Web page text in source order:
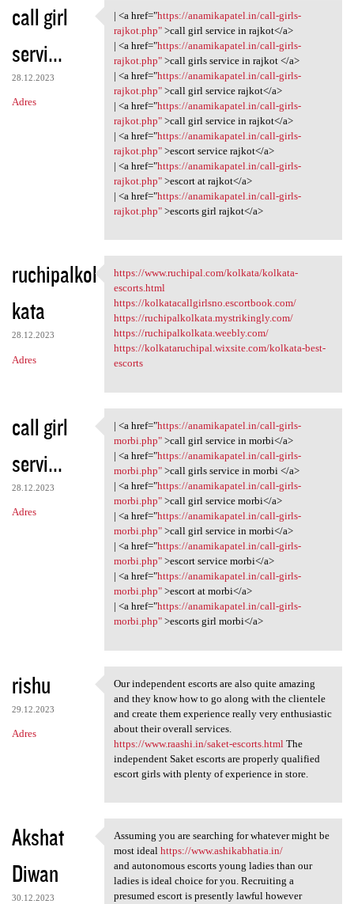
call girl
servi...
28.12.2023
Adres
| <a href="https:/
| <a href="https://anamikapatel.in/call-girls-
rajkot.php">call girl service in rajkot</a>
| <a href="https://anamikapatel.in/call-girls-
rajkot.php">call girls service in rajkot </a>
| <a href="https://anamikapatel.in/call-girls-
rajkot.php">call girl service rajkot</a>
| <a href="https://anamikapatel.in/call-girls-
rajkot.php">call girl service in rajkot</a>
| <a href="https://anamikapatel.in/call-girls-
rajkot.php">escort service rajkot</a>
| <a href="https://anamikapatel.in/call-girls-
rajkot.php">escort at rajkot</a>
| <a href="https://anamikapatel.in/call-girls-
rajkot.php">escorts girl rajkot</a>
ruchipalkol
kata
28.12.2023
Adres
https://www.ruchipal.com
https://www.ruchipal.com/kolkata/kolkata-
escorts.html
https://kolkatacallgirlsno.escortbook.com/
https://ruchipalkolkata.mystrikingly.com/
https://ruchipalkolkata.weebly.com/
https://kolkataruchipal.wixsite.com/kolkata-best-
escorts
call girl
servi...
28.12.2023
Adres
| <a href="https:/
| <a href="https://anamikapatel.in/call-girls-
morbi.php">call girl service in morbi</a>
| <a href="https://anamikapatel.in/call-girls-
morbi.php">call girls service in morbi </a>
| <a href="https://anamikapatel.in/call-girls-
morbi.php">call girl service morbi</a>
| <a href="https://anamikapatel.in/call-girls-
morbi.php">call girl service in morbi</a>
| <a href="https://anamikapatel.in/call-girls-
morbi.php">escort service morbi</a>
| <a href="https://anamikapatel.in/call-girls-
morbi.php">escort at morbi</a>
| <a href="https://anamikapatel.in/call-girls-
morbi.php">escorts girl morbi</a>
rishu
29.12.2023
Adres
Our independent escorts are
Our independent escorts are also quite amazing
and they know how to go along with the clientele
and create them experience really very enthusiastic
about their overall services.
https://www.raashi.in/saket-escorts.html The
independent Saket escorts are properly qualified
escort girls with plenty of experience in store.
Akshat
Diwan
30.12.2023
Assuming you are searching
Assuming you are searching for whatever might be
most ideal https://www.ashikabhatia.in/
and autonomous escorts young ladies than our
ladies is ideal choice for you. Recruiting a
presumed escort is presently lawful however